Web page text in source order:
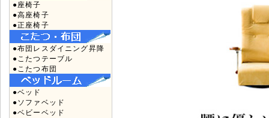
●座椅子
●高座椅子
●正座椅子
●布団レスダイニング昇降
●こたつテーブル
●こたつ布団
●ベッド
●ソファベッド
●ベビーベッド